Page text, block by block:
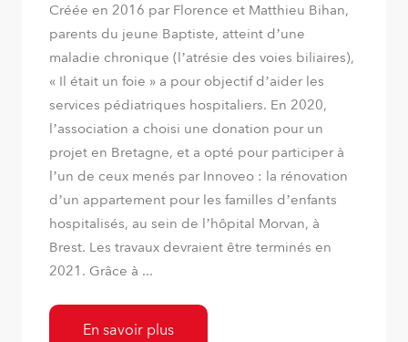
Créée en 2016 par Florence et Matthieu Bihan,
parents du jeune Baptiste, atteint d’une
maladie chronique (l’atrésie des voies biliaires),
« Il était un foie » a pour objectif d’aider les
services pédiatriques hospitaliers. En 2020,
l’association a choisi une donation pour un
projet en Bretagne, et a opté pour participer à
l’un de ceux menés par Innoveo : la rénovation
d’un appartement pour les familles d’enfants
hospitalisés, au sein de l’hôpital Morvan, à
Brest. Les travaux devraient être terminés en
2021. Grâce à ...
En savoir plus